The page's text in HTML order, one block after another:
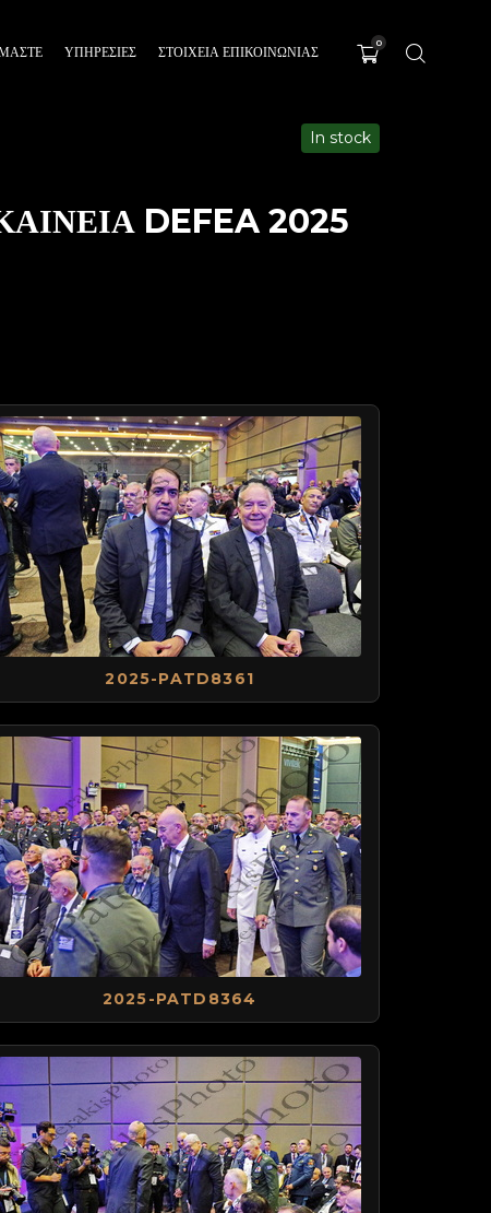
ΥΠΗΡΕΣΊΕΣ ΣΤΟΙΧΕΙΑ ΕΠΙΚΟΙΝΩΝΙΑΣ
0
DEFEA 2025
In stock
2025-PATD8361
2025-PATD8364